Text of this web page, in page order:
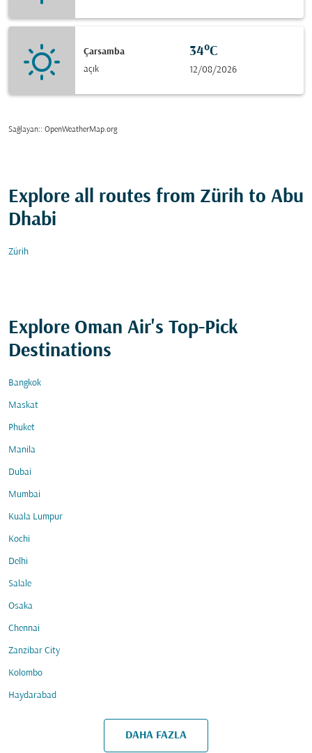
Çarsamba
açık
34°C
12/08/2026
Sağlayan:: OpenWeatherMap.org
Explore all routes from Zürih to Abu
Dhabi
Zürih
Explore Oman Air's Top-Pick
Destinations
Bangkok
Maskat
Phuket
Manila
Dubai
Mumbai
Kuala Lumpur
Kochi
Delhi
Salale
Osaka
Chennai
Zanzibar City
Kolombo
Haydarabad
DAHA FAZLA